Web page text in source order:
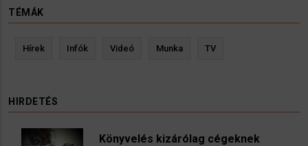
TÉMÁK
Hírek Infók Videó Munka TV
HIRDETÉS
Könyvelés kizárólag cégeknek